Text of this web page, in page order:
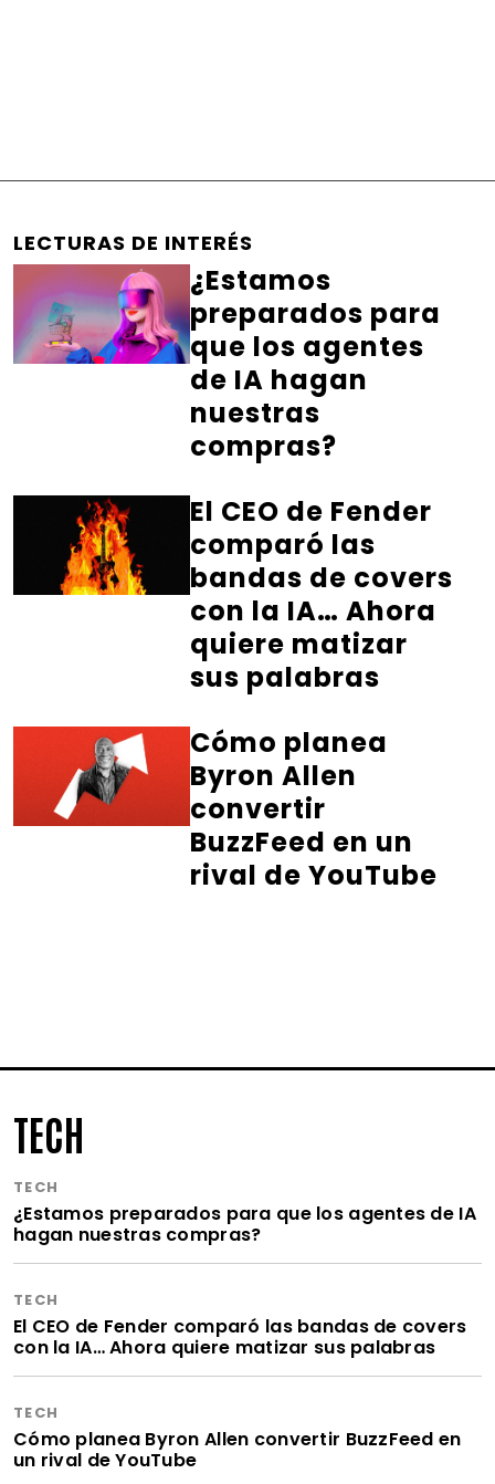
LECTURAS DE INTERÉS
¿Estamos
preparados para
que los agentes
de IA hagan
nuestras
compras?
El CEO de Fender
comparó las
bandas de covers
con la IA… Ahora
quiere matizar
sus palabras
Cómo planea
Byron Allen
convertir
BuzzFeed en un
rival de YouTube
TECH
TECH
¿Estamos preparados para que los agentes de IA
hagan nuestras compras?
TECH
El CEO de Fender comparó las bandas de covers
con la IA… Ahora quiere matizar sus palabras
TECH
Cómo planea Byron Allen convertir BuzzFeed en
un rival de YouTube